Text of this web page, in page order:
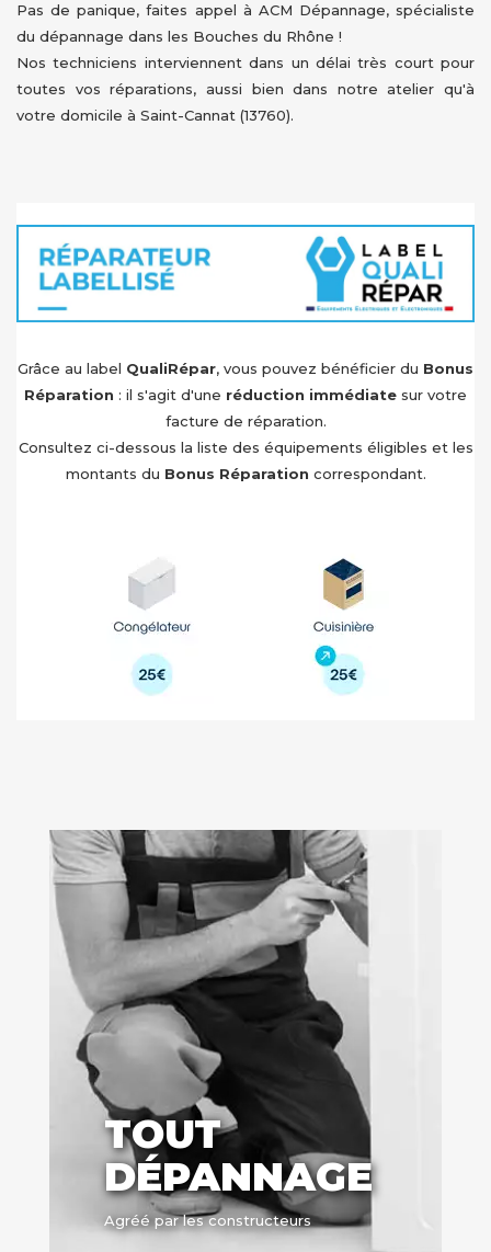
Pas de panique, faites appel à ACM Dépannage, spécialiste
du dépannage dans les Bouches du Rhône !
Nos techniciens interviennent dans un délai très court pour
toutes vos réparations, aussi bien dans notre atelier qu'à
votre domicile à Saint-Cannat (13760).
Grâce au label QualiRépar, vous pouvez bénéficier du Bonus
Réparation : il s'agit d'une réduction immédiate sur votre
facture de réparation.
Consultez ci-dessous la liste des équipements éligibles et les
montants du Bonus Réparation correspondant.
TOUT
DÉPANNAGE
Agréé par les constructeurs